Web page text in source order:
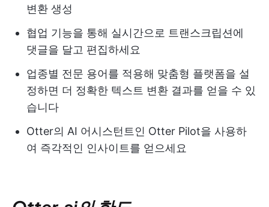
변환 생성
협업 기능을 통해 실시간으로 트랜스크립션에
댓글을 달고 편집하세요
업종별 전문 용어를 적용해 맞춤형 플랫폼을 설
정하면 더 정확한 텍스트 변환 결과를 얻을 수 있
습니다
Otter의 AI 어시스턴트인 Otter Pilot을 사용하
여 즉각적인 인사이트를 얻으세요